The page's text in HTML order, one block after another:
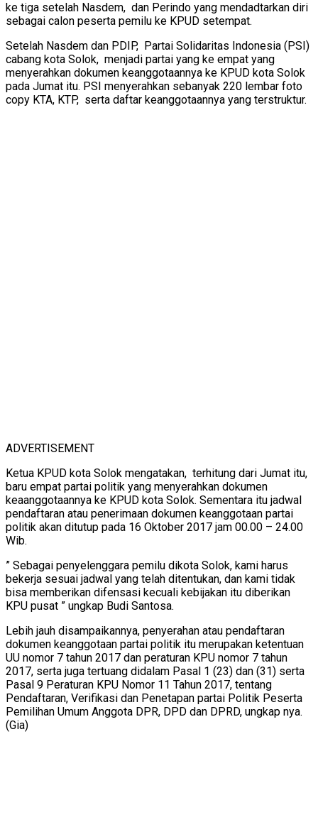
ke tiga setelah Nasdem, dan Perindo yang mendadtarkan diri
sebagai calon peserta pemilu ke KPUD setempat.
Setelah Nasdem dan PDIP, Partai Solidaritas Indonesia (PSI)
cabang kota Solok, menjadi partai yang ke empat yang
menyerahkan dokumen keanggotaannya ke KPUD kota Solok
pada Jumat itu. PSI menyerahkan sebanyak 220 lembar foto
copy KTA, KTP, serta daftar keanggotaannya yang terstruktur.
ADVERTISEMENT
Ketua KPUD kota Solok mengatakan, terhitung dari Jumat itu,
baru empat partai politik yang menyerahkan dokumen
keaanggotaannya ke KPUD kota Solok. Sementara itu jadwal
pendaftaran atau penerimaan dokumen keanggotaan partai
politik akan ditutup pada 16 Oktober 2017 jam 00.00 – 24.00
Wib.
” Sebagai penyelenggara pemilu dikota Solok, kami harus
bekerja sesuai jadwal yang telah ditentukan, dan kami tidak
bisa memberikan difensasi kecuali kebijakan itu diberikan
KPU pusat ” ungkap Budi Santosa.
Lebih jauh disampaikannya, penyerahan atau pendaftaran
dokumen keanggotaan partai politik itu merupakan ketentuan
UU nomor 7 tahun 2017 dan peraturan KPU nomor 7 tahun
2017, serta juga tertuang didalam Pasal 1 (23) dan (31) serta
Pasal 9 Peraturan KPU Nomor 11 Tahun 2017, tentang
Pendaftaran, Verifikasi dan Penetapan partai Politik Peserta
Pemilihan Umum Anggota DPR, DPD dan DPRD, ungkap nya.
(Gia)